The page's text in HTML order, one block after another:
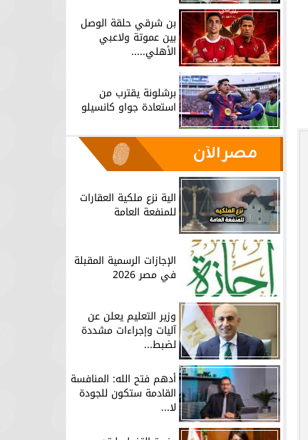
بن شرقي حلقة الوصل
بين عموتة ولاعبي
الأهلي.....
برشلونة يقترب من
استعادة جواو كانسيلو
مصر الآن
الية نزع ملكية العقارات
للمنفعة العامة
الإجازات الرسمية المقبلة
في مصر 2026
وزير التعليم يعلن عن
آليات وإجراءات مشددة
لضبط...
أدهم فتح الله: المنافسة
القادمة ستكون للجودة
لا...